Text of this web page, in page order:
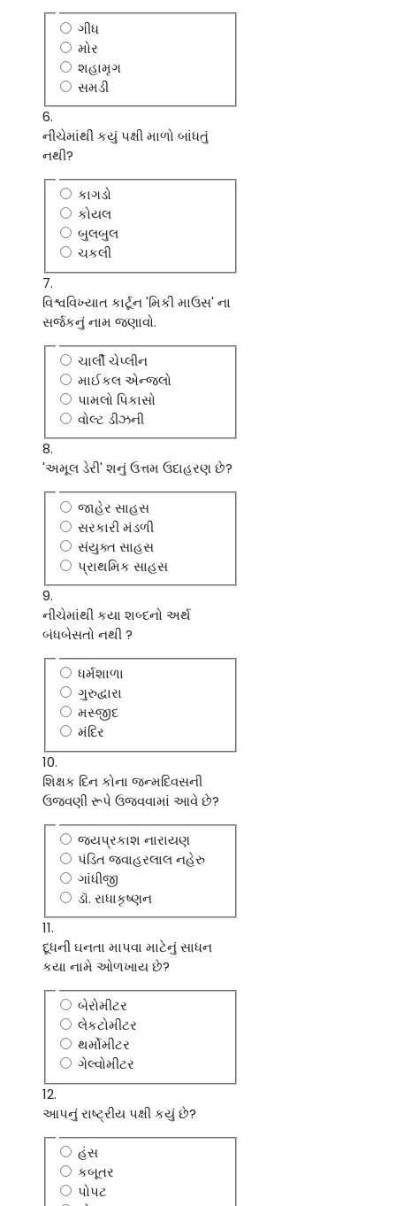
ગીધ
મોર
શહામૃગ
સમડી
6.
નીચેમાંથી કયું પક્ષી માળો બાંધતું
નથી?
કાગડો
કોયલ
બુલબુલ
ચકલી
7.
વિશ્વવિખ્યાત કાર્ટૂન 'મિકી માઉસ' ના
સર્જકનું નામ જણાવો.
ચાર્લી ચેપ્લીન
માઈકલ એન્જલો
પામલો પિકાસો
વોલ્ટ ડીઝની
8.
'અમૂલ ડેરી' શનું ઉત્તમ ઉદાહરણ છે?
જાહેર સાહસ
સરકારી મંડળી
સંયુક્ત સાહસ
પ્રાથમિક સાહસ
9.
નીચેમાંથી કયા શબ્દનો અર્થ
બંધબેસતો નથી ?
ધર્મશાળા
ગુરુદ્વારા
મસ્જીદ
મંદિર
10.
શિક્ષક દિન કોના જન્મદિવસની
ઉજવણી રૂપે ઉજવવામાં આવે છે?
જયપ્રકાશ નારાયણ
પંડિત જવાહરલાલ નહેરુ
ગાંધીજી
ડૉ. રાધાકૃષ્ણન
11.
દૂધની ઘનતા માપવા માટેનું સાધન
કયા નામે ઓળખાય છે?
બેરોમીટર
લેકટોમીટર
થર્મોમીટર
ગેલ્વોમીટર
12.
આપનું રાષ્ટ્રીય પક્ષી કયું છે?
હંસ
કબૂતર
પોપટ